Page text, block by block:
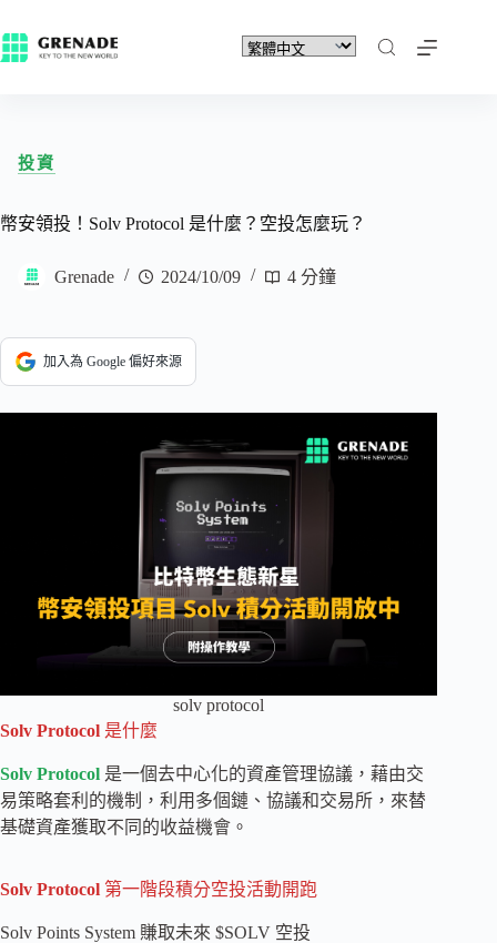
投資
幣安領投！Solv Protocol 是什麼？空投怎麼玩？
Grenade 2024/10/09 4 分鐘
加入為 Google 偏好來源
solv protocol
Solv Protocol 是什麼
Solv Protocol 是一個去中心化的資產管理協議，藉由交
易策略套利的機制，利用多個鏈、協議和交易所，來替
基礎資產獲取不同的收益機會。
Solv Protocol 第一階段積分空投活動開跑
Solv Points System 賺取未來 $SOLV 空投